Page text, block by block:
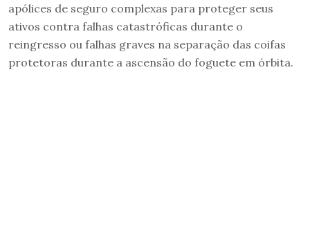
apólices de seguro complexas para proteger seus
ativos contra falhas catastróficas durante o
reingresso ou falhas graves na separação das coifas
protetoras durante a ascensão do foguete em órbita.